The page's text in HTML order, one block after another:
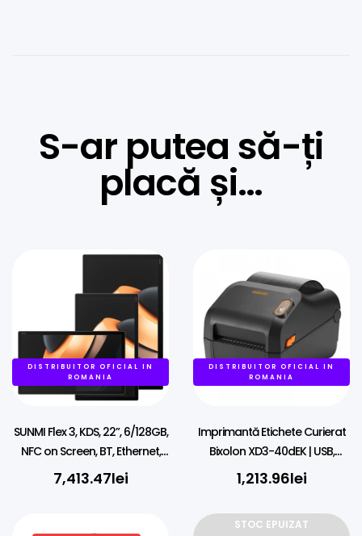
S-ar putea să-ți
placă și…
DISTRIBUITOR OFICIAL IN
ROMANIA
SUNMI Flex 3, KDS, 22”, 6/128GB,
NFC on Screen, BT, Ethernet,
Wi-Fi, Android, GMS
7,413.47lei
DISTRIBUITOR OFICIAL IN
ROMANIA
Imprimantă Etichete Curierat
Bixolon XD3-40dEK | USB,
Ethernet | AWB
1,213.96lei
STOC EPUIZAT